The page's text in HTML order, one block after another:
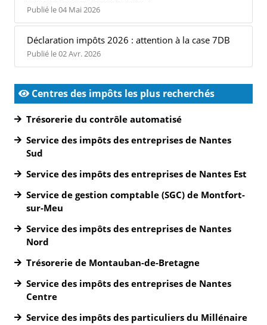
Publié le 04 Mai 2026
Déclaration impôts 2026 : attention à la case 7DB
Publié le 02 Avr. 2026
Centres des impôts les plus recherchés
Trésorerie du contrôle automatisé
Service des impôts des entreprises de Nantes
Sud
Service des impôts des entreprises de Nantes Est
Service de gestion comptable (SGC) de Montfort-
sur-Meu
Service des impôts des entreprises de Nantes
Nord
Trésorerie de Montauban-de-Bretagne
Service des impôts des entreprises de Nantes
Centre
Service des impôts des particuliers du Millénaire